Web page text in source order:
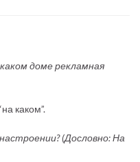
доме рекламная
каком”.
(Дословно: На